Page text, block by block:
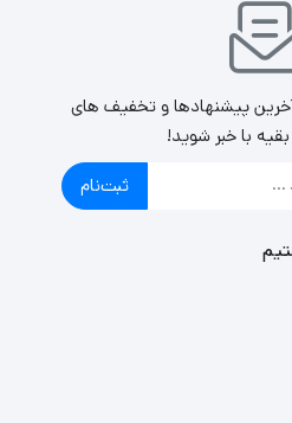
پیشنهادها و تخفیف های
بقیه با خبر شوید!
ثبت‌نام